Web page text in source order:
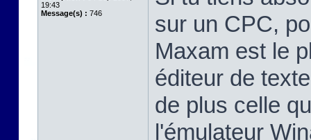
19:43
Message(s) : 746
sur un CPC,
Maxam est le
éditeur de
de plus celle
l'émulateur